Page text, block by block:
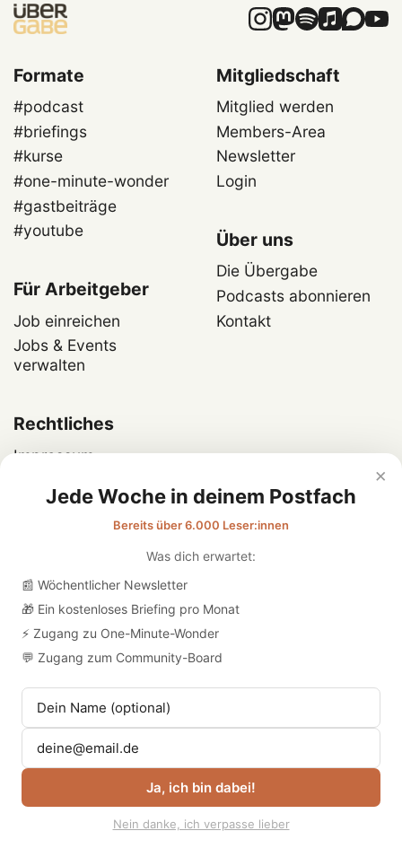
Formate
#podcast
#briefings
#kurse
#one-minute-wonder
#gastbeiträge
#youtube
Mitgliedschaft
Mitglied werden
Members-Area
Newsletter
Login
Für Arbeitgeber
Job einreichen
Jobs & Events
verwalten
Über uns
Die Übergabe
Podcasts abonnieren
Kontakt
Rechtliches
Impressum
×
Jede Woche in deinem Postfach
Bereits über 6.000 Leser:innen
Was dich erwartet:
📰 Wöchentlicher Newsletter
🎁 Ein kostenloses Briefing pro Monat
⚡ Zugang zu One-Minute-Wonder
💬 Zugang zum Community-Board
Ja, ich bin dabei!
Nein danke, ich verpasse lieber